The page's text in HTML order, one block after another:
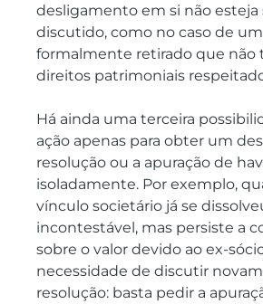
desligamento em si não esteja
discutido, como no caso de
formalmente retirado que não
direitos patrimoniais
Há ainda uma terceira
ação apenas para obter um
resolução ou a apuração de
isoladamente. Por exemplo,
vínculo societário já se
incontestável, mas persiste a
sobre o valor devido ao ex-
necessidade de discutir
resolução: basta pedir a